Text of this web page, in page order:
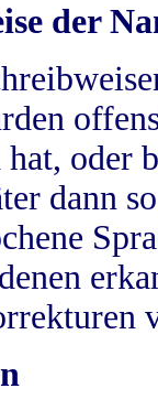
der
hat, oder
dann